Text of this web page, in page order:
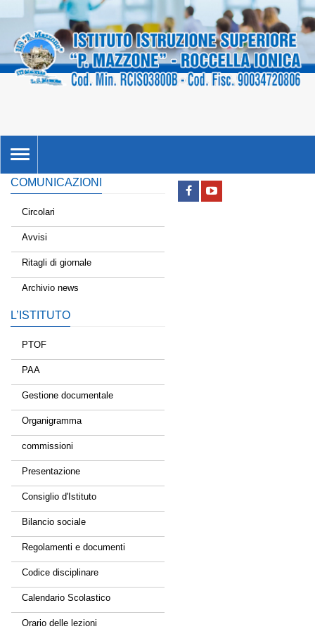
TOGGLE
NAVIGATION
COMUNICAZIONI
Circolari
Avvisi
Ritagli di giornale
Archivio news
L’ISTITUTO
PTOF
PAA
Gestione documentale
Organigramma
commissioni
Presentazione
Consiglio d'Istituto
Bilancio sociale
Regolamenti e documenti
Codice disciplinare
Calendario Scolastico
Orario delle lezioni